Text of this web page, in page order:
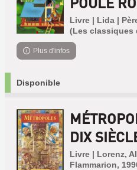
Livre | Lida |
(Les classiques
Plus d'infos
Disponible
DIX
Livre | Lorenz,
Flammarion,